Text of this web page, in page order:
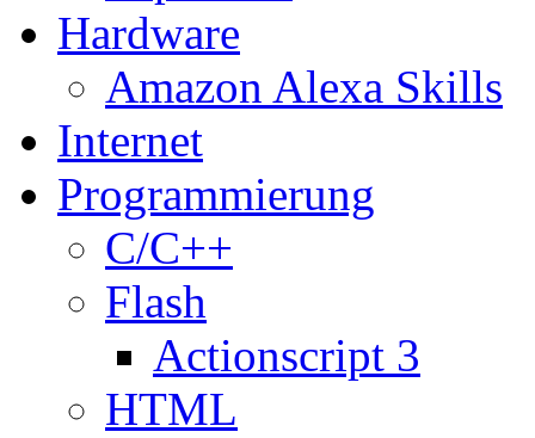
Hardware
Amazon Alexa Skills
Internet
Programmierung
C/C++
Flash
Actionscript 3
HTML